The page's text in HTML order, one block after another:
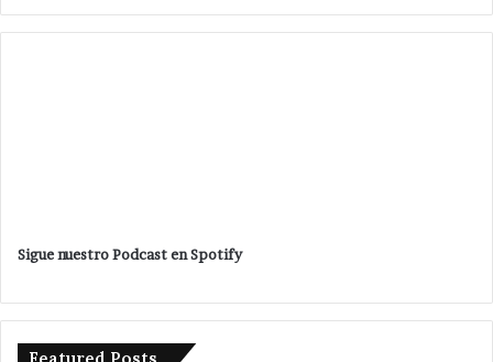
Sigue nuestro Podcast en Spotify